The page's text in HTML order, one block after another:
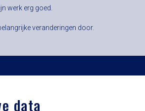
werk erg goed.
veranderingen door.
data